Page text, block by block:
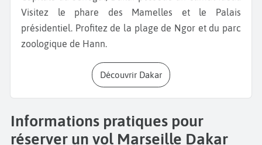
Visitez le phare des Mamelles et le Palais
présidentiel. Profitez de la plage de Ngor et du parc
zoologique de Hann.
Découvrir Dakar
Informations pratiques pour
réserver un vol Marseille Dakar